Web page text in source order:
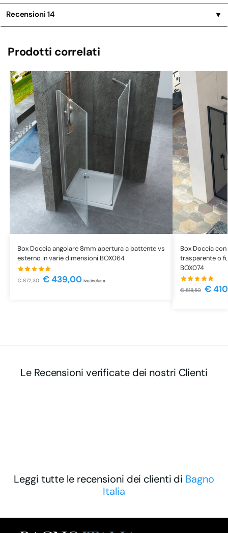
Recensioni14 ▼
Prodotti correlati
Box Doccia angolare 8mm apertura a battente vs
esterno in varie dimensioni BOX064
€872,30 €439,00 iva inclusa
Box Doccia
trasparente o
BOX074
€518,50 €
Le Recensioni verificate dei nostri Clienti
Leggi tutte le recensioni dei clienti di Bagno
Italia